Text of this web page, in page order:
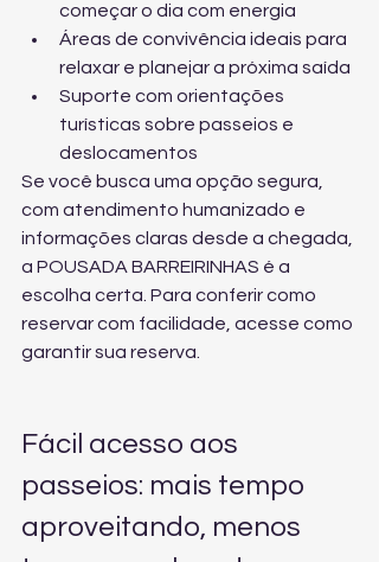
começar o dia com energia
Áreas de convivência ideais para
relaxar e planejar a próxima saída
Suporte com orientações
turísticas sobre passeios e
deslocamentos
Se você busca uma opção segura,
com atendimento humanizado e
informações claras desde a chegada,
a POUSADA BARREIRINHAS é a
escolha certa. Para conferir como
reservar com facilidade, acesse como
garantir sua reserva
Fácil acesso aos
passeios: mais tempo
aproveitando, menos